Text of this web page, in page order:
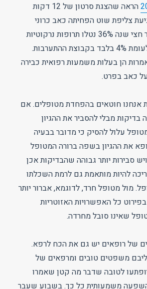
הראה שהצגת סרטון של 12 דקות
צליפת שוט הפחיתה כאב כרוני
משמעותית – לאחר חצי שנה 36% נטלו תרופות נרקוטיות
בקבוצת הביקורת לעומת 4% בלבד בקבוצת ההתערבות.
הן בעלות משמעות רפואית כבירה
כאב בפרט.
אנחנו חוטאים בהפחדת מטופלים. אם
מבלי להסביר את ההגיון
עלול להסיק כי מדובר בבעיה
את ההגיון בשפה ברורה המטופל
סבירות יותר גבוהה שהבדיקות אכן
להיות מותאמת גם לרמת השכלתו
מול מטופל חרד, לדוגמא, אברור יותר
כל האפשרויות האזוטריות
שאינו סובל מחרדה.
של רופאים יש גם את הכח לרפא.
משפטים טובים ומרפאים של
לטובה שדבר מה קטן שאמרו
השפעה משמעותית כל כך. בשבוע שעבר